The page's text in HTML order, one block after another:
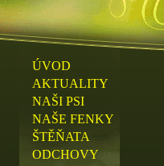
ÚVOD
AKTUALITY
NAŠI PSI
NAŠE FENKY
ŠTĚŇATA
ODCHOVY